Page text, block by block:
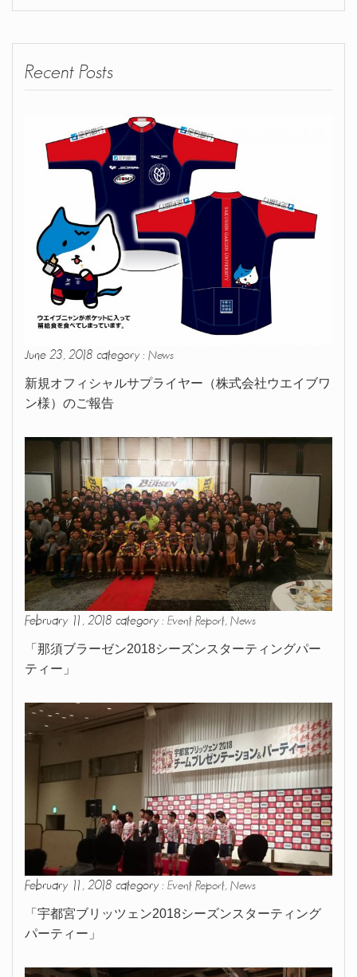
Recent Posts
June 23, 2018 category : News
新規オフィシャルサプライヤー（株式会社ウエイブワ
ン様）のご報告
February 11, 2018 category : Event Report News
「那須ブラーゼン2018シーズンスターティングパー
ティー」
February 11, 2018 category : Event Report, News
「宇都宮ブリッツェン2018シーズンスターティング
パーティー」